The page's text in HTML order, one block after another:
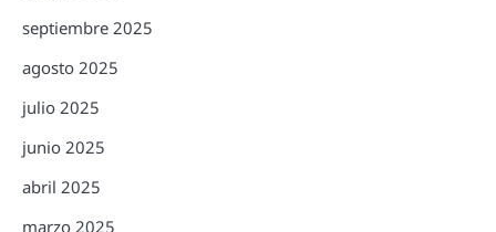
septiembre 2025
agosto 2025
julio 2025
junio 2025
abril 2025
marzo 2025